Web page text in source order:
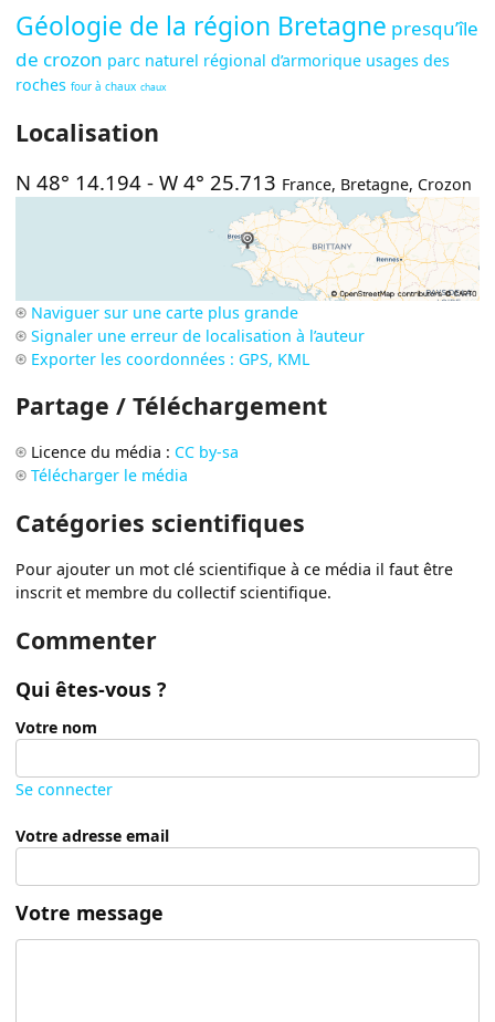
Géologie de la région Bretagne presqu’île
de crozon parc naturel régional d’armorique usages des
roches four à chaux chaux
Localisation
N 48° 14.194 -W 4° 25.713 France, Bretagne, Crozon
Naviguer sur une carte plus grande
Signaler une erreur de localisation à l’auteur
Exporter les coordonnées : GPS, KML
Partage / Téléchargement
Licence du média : CC by-sa
Télécharger le média
Catégories scientifiques
Pour ajouter un mot clé scientifique à ce média il faut être
inscrit et membre du collectif scientifique.
Commenter
Qui êtes-vous ?
Votre nom
Se connecter
Votre adresse email
Votre message